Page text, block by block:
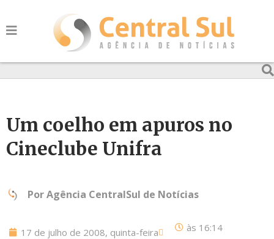
Um coelho em apuros no
Cineclube Unifra
PorAgência CentralSul de Notícias
17 de julho de 2008, quinta-feira às 16:14